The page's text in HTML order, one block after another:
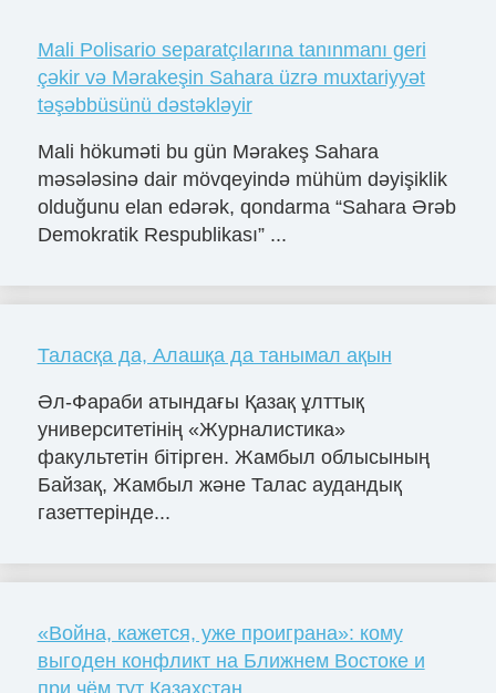
Mali Polisario separatçılarına tanınmanı geri
çǝkir vǝ Mǝrakeşin Sahara üzrǝ muxtariyyǝt
tǝşǝbbüsünü dǝstǝklǝyir
Mali hökumǝti bu gün Mǝrakeş Sahara
mǝsǝlǝsinǝ dair mövqeyindǝ mühüm dǝyişiklik
olduğunu elan edǝrǝk, qondarma “Sahara Ərǝb
Demokratik Respublikası” ...
Таласқа да, Алашқа да танымал ақын
Әл-Фараби атындағы Қазақ ұлттық
университетінің «Журналистика»
факультетін бітірген. Жамбыл облысының
Байзақ, Жамбыл және Талас аудандық
газеттерінде...
«Война, кажется, уже проиграна»: кому
выгоден конфликт на Ближнем Востоке и
при чём тут Казахстан